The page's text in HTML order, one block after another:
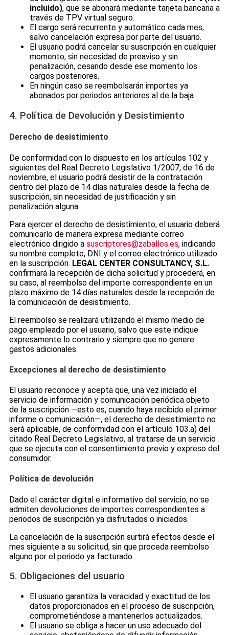
incluido), que se abonará mediante tarjeta bancaria a
través de TPV virtual seguro.
El cargo será recurrente y automático cada mes,
salvo cancelación expresa por parte del usuario.
El usuario podrá cancelar su suscripción en cualquier
momento, sin necesidad de preaviso y sin
penalización, cesando desde ese momento los
cargos posteriores.
En ningún caso se reembolsarán importes ya
abonados por periodos anteriores al de la baja.
4. Política de Devolución y Desistimiento
Derecho de desistimiento
De conformidad con lo dispuesto en los artículos 102 y
siguientes del Real Decreto Legislativo 1/2007, de 16 de
noviembre, el usuario podrá desistir de la contratación
dentro del plazo de 14 días naturales desde la fecha de
suscripción, sin necesidad de justificación y sin
penalización alguna.
Para ejercer el derecho de desistimiento, el usuario deberá
comunicarlo de manera expresa mediante correo
electrónico dirigido a suscriptores@zaballos.es, indicando
su nombre completo, DNI y el correo electrónico utilizado
en la suscripción. LEGAL CENTER CONSULTANCY, S.L.
confirmará la recepción de dicha solicitud y procederá, en
su caso, al reembolso del importe correspondiente en un
plazo máximo de 14 días naturales desde la recepción de
la comunicación de desistimiento.
El reembolso se realizará utilizando el mismo medio de
pago empleado por el usuario, salvo que este indique
expresamente lo contrario y siempre que no genere
gastos adicionales.
Excepciones al derecho de desistimiento
El usuario reconoce y acepta que, una vez iniciado el
servicio de información y comunicación periódica objeto
de la suscripción —esto es, cuando haya recibido el primer
informe o comunicación—, el derecho de desistimiento no
será aplicable, de conformidad con el artículo 103.a) del
citado Real Decreto Legislativo, al tratarse de un servicio
que se ejecuta con el consentimiento previo y expreso del
consumidor.
Política de devolución
Dado el carácter digital e informativo del servicio, no se
admiten devoluciones de importes correspondientes a
periodos de suscripción ya disfrutados o iniciados.
La cancelación de la suscripción surtirá efectos desde el
mes siguiente a su solicitud, sin que proceda reembolso
alguno por el periodo ya facturado.
5. Obligaciones del usuario
El usuario garantiza la veracidad y exactitud de los
datos proporcionados en el proceso de suscripción,
comprometiéndose a mantenerlos actualizados.
El usuario se obliga a hacer un uso adecuado del